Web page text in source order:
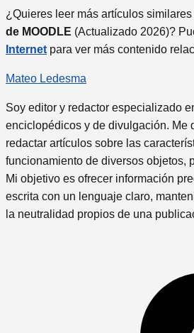
¿Quieres leer más artículos similares
de MOODLE (Actualizado 2026)?
Internet para ver más contenido
Mateo Ledesma
Soy editor y redactor especializado
enciclopédicos y de divulgación. Me
redactar artículos sobre las
funcionamiento de diversos objetos,
Mi objetivo es ofrecer información
escrita con un lenguaje claro,
la neutralidad propios de una